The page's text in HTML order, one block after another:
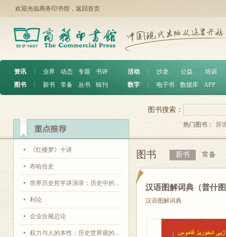
欢迎光临商务印书馆， 返回首页
资讯 ︱ 业界 动态 专题
书评
图书
︱ 新书 常备 丛书 辑刊
活动 沙龙 公益
培训
数字
电子书 数据库 APP
《红楼梦》十讲
布哈拉史
世界历史哲学讲演录：历史中的...
利论
企业合规总论
权力与人的本性：历史世界观的...
图书搜索：
热门图书： 辞
图书 新书 常备
汉语图解词典（普什
汉语图解词典